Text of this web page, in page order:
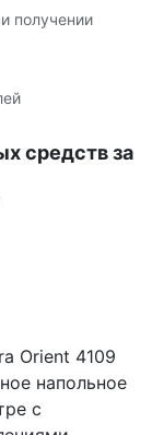
получении
средств за
Orient 4109
напольное
с